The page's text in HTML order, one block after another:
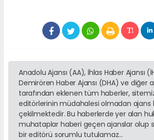
Anadolu Ajansı (AA), İhlas Haber Ajansı
Demirören Haber Ajansı (DHA) ve diğer
tarafından eklenen tüm haberler,
editörlerinin müdahalesi olmadan ajans
çekilmektedir. Bu haberlerde yer alan
muhataplar haberi geçen ajanslar olup
bir editörü sorumlu tutulamaz...